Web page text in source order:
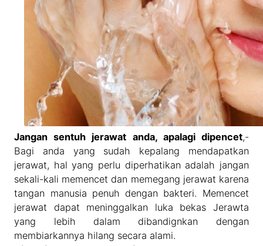
Jangan sentuh jerawat anda, apalagi dipencet,-
Bagi anda yang sudah kepalang mendapatkan
jerawat, hal yang perlu diperhatikan adalah jangan
sekali-kali memencet dan memegang jerawat karena
tangan manusia penuh dengan bakteri. Memencet
jerawat dapat meninggalkan luka bekas Jerawta
yang lebih dalam dibandignkan dengan
membiarkannya hilang secara alami.